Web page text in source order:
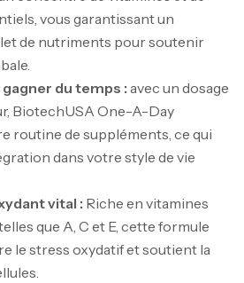
vous garantissant un
de nutriments pour soutenir
du temps : avec un dosage
BiotechUSA One-A-Day
routine de suppléments, ce qui
dans votre style de vie
vital : Riche en vitamines
que A, C et E, cette formule
le stress oxydatif et soutient la